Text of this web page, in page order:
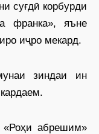
суғдӣ корбурди
франка», яъне
иҷро мекард.
зиндаи ин
абрешим»